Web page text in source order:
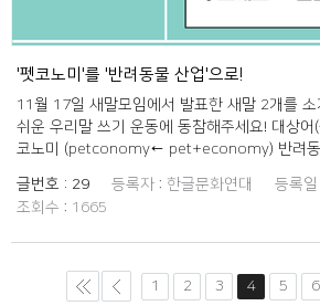
'펫코노미'를 '반려동물 산업'으로!
11월 17일 새말모임에서 발표한 새말 2개를
쉬운 우리말 쓰기 운동에 동참해주세요! 대상
코노미 (petconomy← pet+economy) 반려동
의료 서비스 등을 이른다. 푸드테크 (food tech)
업과 식품 관련 산업에 인공 지능, 사물 인터넷
적용하여 식품의 생산이나 가공 과정 등을 관리
글번호 : 29 등록자 : 한글문화연대 등록일
조회수 : 1665
1 2 3 4 5 6